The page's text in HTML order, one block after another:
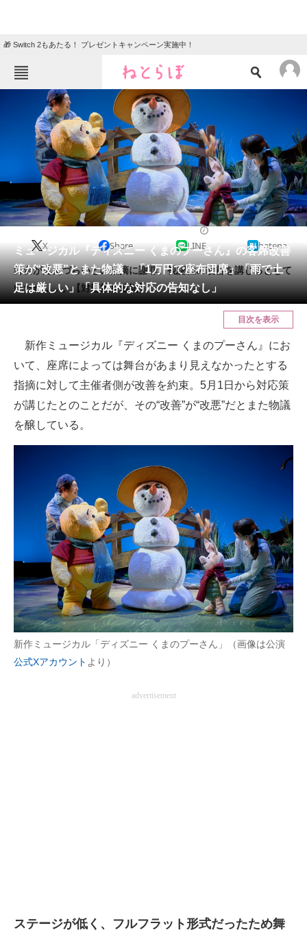
🎁 Switch 2もあたる！ プレゼントキャンペーン実施中！
ねとらぼメニュー
ニュース
エンタメ クイズ
地域
教育・育児
動物 リサーチ
会員記事
メディア
注目記事を集めた総合ページ
スマホと通信の最新トレンド
好きが集まる 比べて選べる
AI活用のいまが分かる
企業ITのトレンドを詳説
経営リーダーのコミュニティ
マーケ×ITの今がよく分かる
ITエンジニア向け専門サイト
企業向けIT製品の総合サイト
IT製品の技術・比較・事例
製造業のIT導入・活用を支援
ミュージカル『ディズニー くまのプーさん』の客席改善
策が“改悪”とまた物議 「1万円で座布団席」「雨で土
足は厳しい」「具体的な対応の告知なし」
X Share LINE hatena
舞台が見えづらいとの指摘に謝罪。視認性の改善を講じるとして
いたが……。【対応策を追記】
目次を表示
新作ミュージカル『ディズニー くまのプーさん』にお
いて、座席によっては舞台があまり見えなかったとする
指摘に対して主催者側が改善を約束。5月1日から対応策
が講じたとのことだが、その“改善”が“改悪”だとまた物議
を醸している。
新作ミュージカル「ディズニー くまのプーさん」（画像は公演
公式Xアカウント より）
advertisement
ステージが低く、フルフラット形式だったため舞